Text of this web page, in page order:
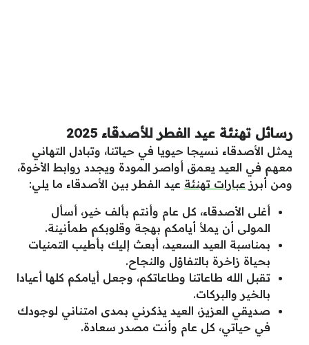
رسائل تهنئة عيد الفطر للأصدقاء 2025
يمثل الأصدقاء نسيجا حيويا في حياتنا، وتبادل التهاني
معهم في العيد يعمق أواصر المودة ويجدد روابط الأخوة،
ومن أبرز عبارات تهنئة عيد الفطر بين الأصدقاء ما يلي:
أغلى الأصدقاء، كل عام وأنتم بألف خير، أسأل
المولى أن يملأ أيامكم بهجة وقلوبكم طمأنينة.
بمناسبة العيد السعيد، أبعث إليك بأطيب التمنيات
بحياة زاخرة بالتفاؤل والنجاح.
تقبل الله طاعاتنا وطاعاتكم، وجعل أيامكم كلها أعيادا
بالخير والبركات.
صديقي العزيز، العيد يذكرني بمدى امتناني لوجودك
في حياتي، كل عام وأنت مصدر سعادة.